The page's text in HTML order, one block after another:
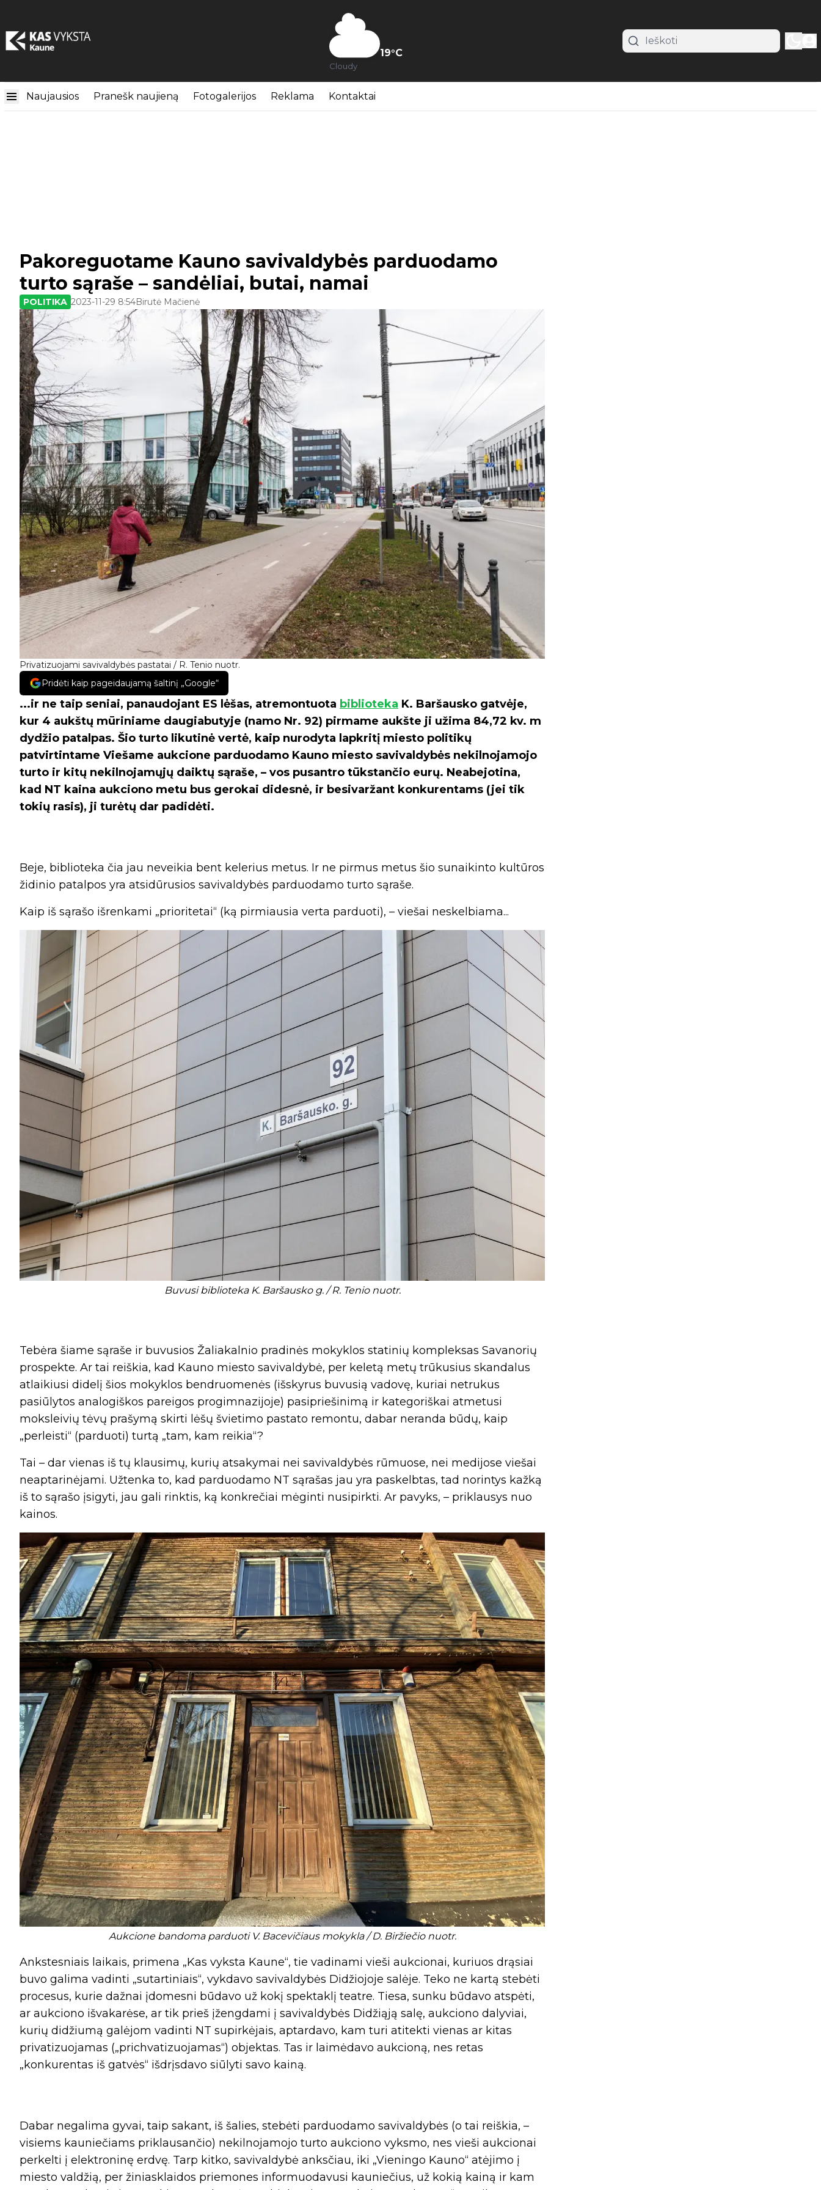
19°C
Cloudy
Naujausios Pranešk naujieną Fotogalerijos Reklama Kontaktai
Privatizuojami savivaldybės pastatai / R. Tenio nuotr.
Pakoreguotame Kauno savivaldybės parduodamo
turto sąraše – sandėliai, butai, namai
POLITIKA 2023-11-29 8:54Birutė Mačienė
Pridėti kaip pageidaujamą šaltinį „Google“
...ir ne taip seniai, panaudojant ES lėšas, atremontuota biblioteka K. Baršausko gatvėje,
kur 4 aukštų mūriniame daugiabutyje (namo Nr. 92) pirmame aukšte ji užima 84,72 kv. m
dydžio patalpas. Šio turto likutinė vertė, kaip nurodyta lapkritį miesto politikų
patvirtintame Viešame aukcione parduodamo Kauno miesto savivaldybės nekilnojamojo
turto ir kitų nekilnojamųjų daiktų sąraše, – vos pusantro tūkstančio eurų. Neabejotina,
kad NT kaina aukciono metu bus gerokai didesnė, ir besivaržant konkurentams (jei tik
tokių rasis), ji turėtų dar padidėti.
Beje, biblioteka čia jau neveikia bent kelerius metus. Ir ne pirmus metus šio sunaikinto kultūros
židinio patalpos yra atsidūrusios savivaldybės parduodamo turto sąraše.
Kaip iš sąrašo išrenkami „prioritetai“ (ką pirmiausia verta parduoti), – viešai neskelbiama...
Buvusi biblioteka K. Baršausko g. / R. Tenio nuotr.
Tebėra šiame sąraše ir buvusios Žaliakalnio pradinės mokyklos statinių kompleksas Savanorių
prospekte. Ar tai reiškia, kad Kauno miesto savivaldybė, per keletą metų trūkusius skandalus
atlaikiusi didelį šios mokyklos bendruomenės (išskyrus buvusią vadovę, kuriai netrukus
pasiūlytos analogiškos pareigos progimnazijoje) pasipriešinimą ir kategoriškai atmetusi
moksleivių tėvų prašymą skirti lėšų švietimo pastato remontu, dabar neranda būdų, kaip
„perleisti“ (parduoti) turtą „tam, kam reikia“?
Tai – dar vienas iš tų klausimų, kurių atsakymai nei savivaldybės rūmuose, nei medijose viešai
neaptarinėjami. Užtenka to, kad parduodamo NT sąrašas jau yra paskelbtas, tad norintys kažką
iš to sąrašo įsigyti, jau gali rinktis, ką konkrečiai mėginti nusipirkti. Ar pavyks, – priklausys nuo
kainos.
Aukcione bandoma parduoti V. Bacevičiaus mokykla / D. Biržiečio nuotr.
Ankstesniais laikais, primena „Kas vyksta Kaune“, tie vadinami vieši aukcionai, kuriuos drąsiai
buvo galima vadinti „sutartiniais“, vykdavo savivaldybės Didžiojoje salėje. Teko ne kartą stebėti
procesus, kurie dažnai įdomesni būdavo už kokį spektaklį teatre. Tiesa, sunku būdavo atspėti,
ar aukciono išvakarėse, ar tik prieš įžengdami į savivaldybės Didžiąją salę, aukciono dalyviai,
kurių didžiumą galėjom vadinti NT supirkėjais, aptardavo, kam turi atitekti vienas ar kitas
privatizuojamas („prichvatizuojamas“) objektas. Tas ir laimėdavo aukcioną, nes retas
„konkurentas iš gatvės“ išdrįsdavo siūlyti savo kainą.
Dabar negalima gyvai, taip sakant, iš šalies, stebėti parduodamo savivaldybės (o tai reiškia, –
visiems kauniečiams priklausančio) nekilnojamojo turto aukciono vyksmo, nes vieši aukcionai
perkelti į elektroninę erdvę. Tarp kitko, savivaldybė anksčiau, iki „Vieningo Kauno“ atėjimo į
miesto valdžią, per žiniasklaidos priemones informuodavusi kauniečius, už kokią kainą ir kam